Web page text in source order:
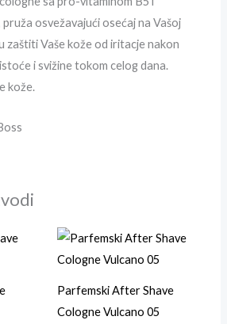
osvežavajući osećaj na Vašoj
zaštiti Vaše kože od iritacje nakon
i svižine tokom celog dana.
kože.
Parfemski After Shave
Cologne Vulcano 05